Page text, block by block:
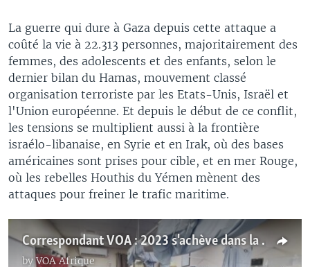
La guerre qui dure à Gaza depuis cette attaque a
coûté la vie à 22.313 personnes, majoritairement des
femmes, des adolescents et des enfants, selon le
dernier bilan du Hamas, mouvement classé
organisation terroriste par les Etats-Unis, Israël et
l'Union européenne. Et depuis le début de ce conflit,
les tensions se multiplient aussi à la frontière
israélo-libanaise, en Syrie et en Irak, où des bases
américaines sont prises pour cible, et en mer Rouge,
où les rebelles Houthis du Yémen mènent des
attaques pour freiner le trafic maritime.
Correspondant VOA : 2023 s'achève dans la violence
byVOA Afrique